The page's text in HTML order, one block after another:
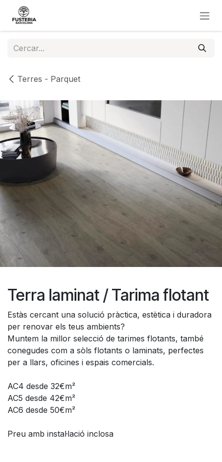
Skip to Content
Terres - Parquet
Terra laminat / Tarima flotant
Estàs cercant una solució pràctica, estètica i duradora
per renovar els teus ambients?
Muntem la millor selecció de tarimes flotants, també
conegudes com a sòls flotants o laminats, perfectes
per a llars, oficines i espais comercials.
AC4 desde 32€m²
AC5 desde 42€m²
AC6 desde 50€m²
Preu amb instal·lació inclosa